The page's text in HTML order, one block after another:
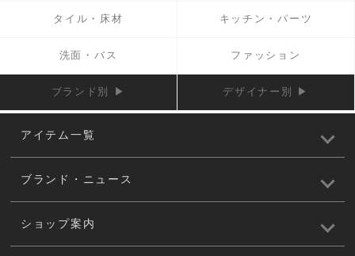
タイル・床材 キッチン・パーツ
洗面・バス ファッション
ブランド別 ▶ デザイナー別 ▶
アイテム一覧
ブランド・ニュース
ショップ案内